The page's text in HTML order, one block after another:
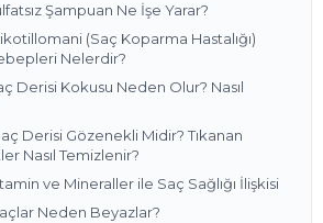
Şampuan Ne İşe Yarar?
(Saç Koparma Hastalığı)
Nelerdir?
Derisi Kokusu Neden Olur? Nasıl
Derisi Gözenekli Midir? Tıkanan
Nasıl Temizlenir?
ve Mineraller ile Saç Sağlığı İlişkisi
Neden Beyazlar?